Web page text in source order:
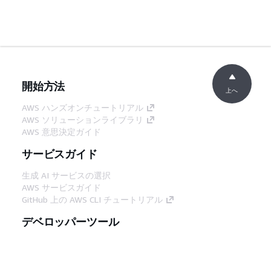
開始方法
AWS ハンズオンチュートリアル
AWS ソリューションライブラリ
AWS 意思決定ガイド
サービスガイド
生成 AI サービスの選択
AWS サービスガイド
GitHub 上の AWS CLI チュートリアル
デベロッパーツール
上へ